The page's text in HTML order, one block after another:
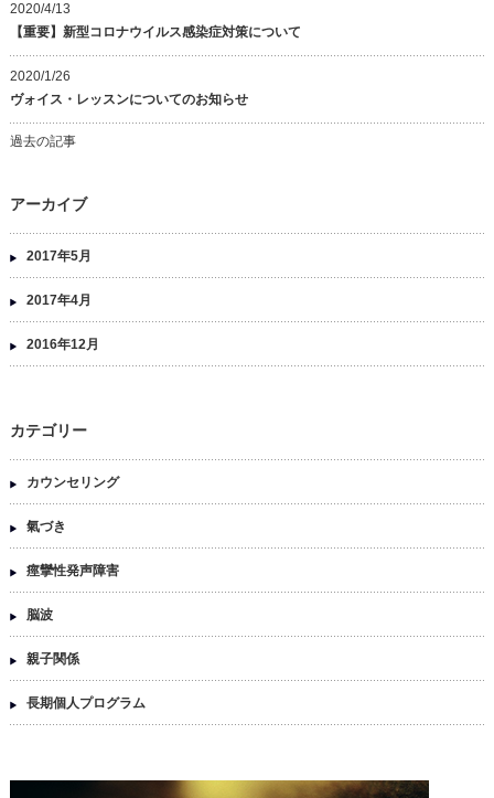
2020/4/13
【重要】新型コロナウイルス感染症対策について
2020/1/26
ヴォイス・レッスンについてのお知らせ
過去の記事
アーカイブ
2017年5月
2017年4月
2016年12月
カテゴリー
カウンセリング
氣づき
痙攣性発声障害
脳波
親子関係
長期個人プログラム